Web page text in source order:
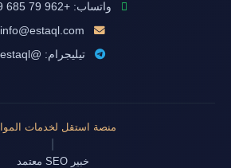
واتساب: +962 79 685 8019
info@estaql.com
تيليجرام: @estaql
منصة استقل لخدمات
خبير SEO معتمد